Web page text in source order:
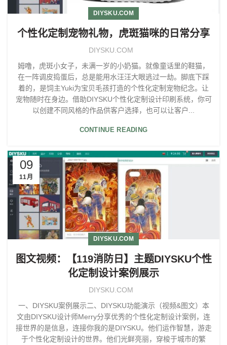
DIYSKU.COM
个性化定制宠物礼物，虎斑猫咪的日常分享
DIYSKU.COM
姆噜，虎斑小女子，未满一岁的小奶猫。就像童话里的鞋猫，
在一阵调皮捣蛋后，总是能用水汪汪大眼逃过一劫。脚底下踩
着的，是饲主Yuki为宝贝毛孩打造的个性化定制宠物纪念。让
宠物随时在身边。借助DIYSKU个性化定制设计印刷系统，你可
以创建不同风格的作品供客户选择，也可以让客户...
CONTINUE READING
09
11月
DIYSKU.COM
图文视频：【119消防日】主题DIYSKU个性
化定制设计案例展示
DIYSKU.COM
一、DIYSKU案例展示二、DIYSKU功能演示（视频&图文）本
文由DIYSKU设计师Merry分享优秀的个性化定制设计案例，连
接世界的是信息，连接你我的是DIYSKU。他们运作智慧，游走
于个性化定制设计的世界。他们光鲜亮丽，穿梭于城市的繁